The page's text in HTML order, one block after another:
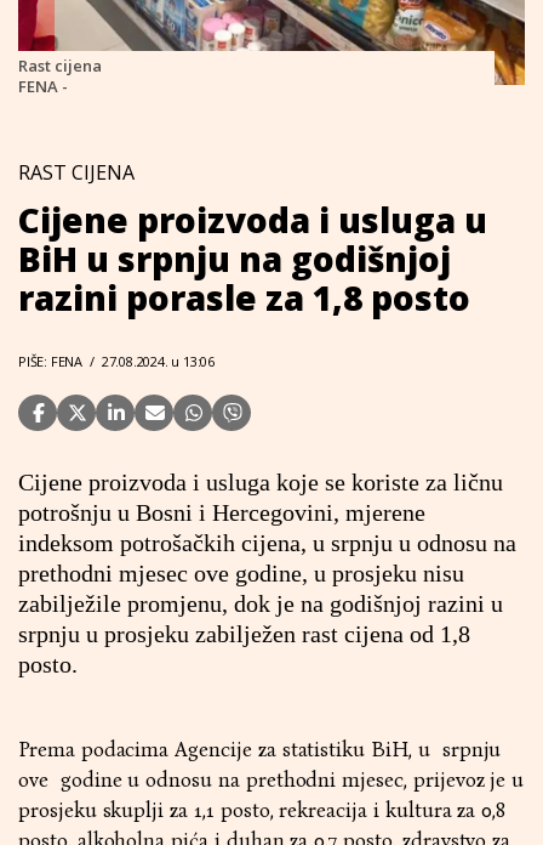
Rast cijena
FENA -
RAST CIJENA
Cijene proizvoda i usluga u
BiH u srpnju na godišnjoj
razini porasle za 1,8 posto
PIŠE: FENA / 27.08.2024. u 13:06
Cijene proizvoda i usluga koje se koriste za ličnu
potrošnju u Bosni i Hercegovini, mjerene
indeksom potrošačkih cijena, u srpnju u odnosu na
prethodni mjesec ove godine, u prosjeku nisu
zabilježile promjenu, dok je na godišnjoj razini u
srpnju u prosjeku zabilježen rast cijena od 1,8
posto.
Prema podacima Agencije za statistiku BiH, u srpnju
ove godine u odnosu na prethodni mjesec, prijevoz je u
prosjeku skuplji za 1,1 posto, rekreacija i kultura za 0,8